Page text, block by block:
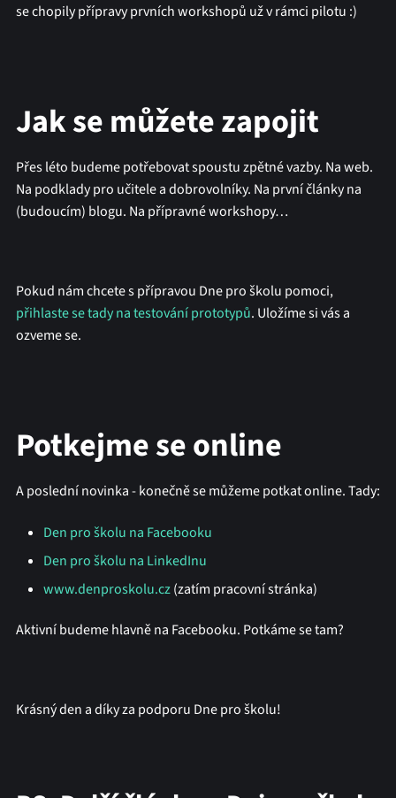
se chopily přípravy prvních workshopů už v rámci pilotu :)
Jak se můžete zapojit
Přes léto budeme potřebovat spoustu zpětné vazby. Na web.
Na podklady pro učitele a dobrovolníky. Na první články na
(budoucím) blogu. Na přípravné workshopy…
Pokud nám chcete s přípravou Dne pro školu pomoci,
přihlaste se tady na testování prototypů. Uložíme si vás a
ozveme se.
Potkejme se online
A poslední novinka - konečně se můžeme potkat online. Tady:
Den pro školu na Facebooku
Den pro školu na LinkedInu
www.denproskolu.cz(zatím pracovní stránka)
Aktivní budeme hlavně na Facebooku. Potkáme se tam?
Krásný den a díky za podporu Dne pro školu!